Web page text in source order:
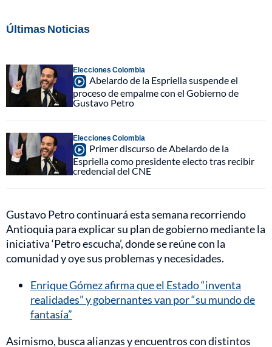
Últimas Noticias
Elecciones Colombia
Abelardo de la Espriella suspende el
proceso de empalme con el Gobierno de
Gustavo Petro
Elecciones Colombia
Primer discurso de Abelardo de la
Espriella como presidente electo tras recibir
credencial del CNE
Gustavo Petro continuará esta semana recorriendo
Antioquia para explicar su plan de gobierno mediante la
iniciativa ‘Petro escucha’, donde se reúne con la
comunidad y oye sus problemas y necesidades.
Enrique Gómez afirma que el Estado “inventa
realidades” y gobernantes van por “su mundo de
fantasía”
Asimismo, busca alianzas y encuentros con distintos